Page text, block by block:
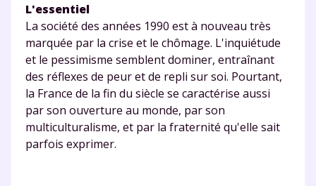
L'essentiel
La société des années 1990 est à nouveau très
marquée par la crise et le chômage. L'inquiétude
et le pessimisme semblent dominer, entraînant
des réflexes de peur et de repli sur soi. Pourtant,
la France de la fin du siècle se caractérise aussi
par son ouverture au monde, par son
multiculturalisme, et par la fraternité qu'elle sait
parfois exprimer.